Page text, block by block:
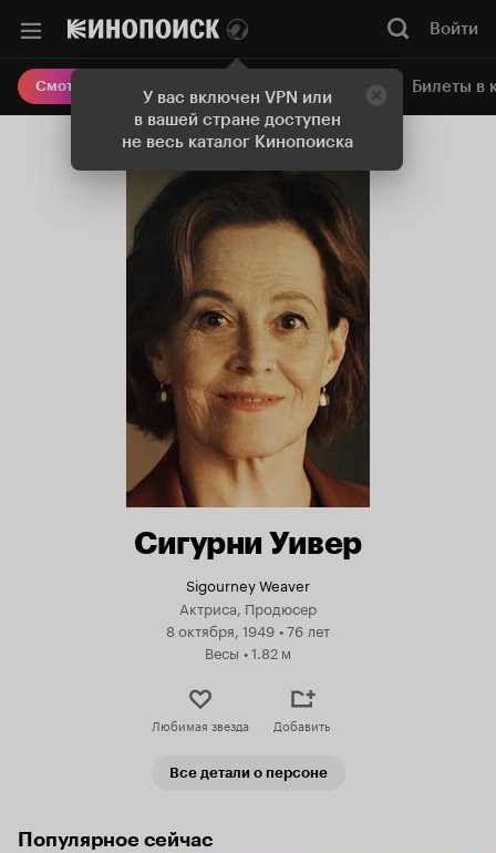
У вас включен VPN или
в вашей стране доступен
не весь каталог Кинопоиска
Войти
Смотреть кино Онлайн-кинотеатр Билеты в
Сигурни Уивер
Sigourney Weaver
Актриса, Продюсер
8 октября, 1949 •76 лет
Весы •1.82 м
Любимая звезда Добавить
Все детали о персоне
Популярное сейчас